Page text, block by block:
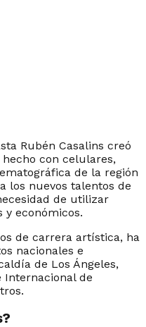
Rubén Casalins creó
hecho con celulares,
de la región
los nuevos talentos de
de utilizar
y económicos.
de carrera artística, ha
nacionales e
de Los Ángeles,
Internacional de